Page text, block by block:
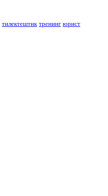
тилектештик тренинг юрист